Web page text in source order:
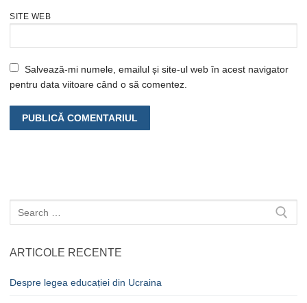
SITE WEB
Salvează-mi numele, emailul și site-ul web în acest navigator
pentru data viitoare când o să comentez.
Caută
după:
ARTICOLE RECENTE
Despre legea educației din Ucraina